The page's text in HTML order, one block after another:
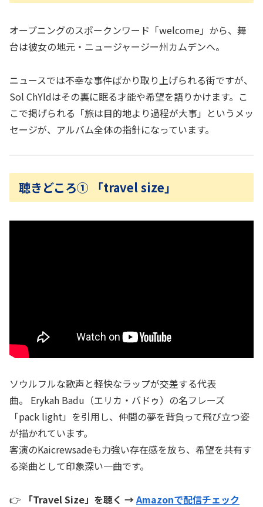
オープニングのスポークンワード「welcome」から、舞
台は彼女の地元・ニュージャージー州カムデンへ。
ニュースでは不幸な事件ばかり取り上げられる街ですが、
Sol ChYldはその裏に眠る才能や希望を語りかけます。こ
こで掲げられる「旅は目的地より過程が大事」というメッ
セージが、アルバム全体の指針になっています。
聴きどころ① 「travel size」
ソウルフルな歌声と軽快なラップが交差する代表
曲。 Erykah Badu（エリカ・バドゥ）の名フレーズ
「pack light」を引用し、仲間の夢を背負って飛び立つ姿
が描かれています。
客演のKaicrewsadeも力強い存在感を放ち、希望を共有す
る楽曲として印象深い一曲です。
👉 「Travel Size」を聴く →Amazonで配信チェック